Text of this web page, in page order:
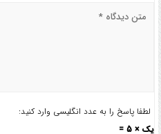
لطفا پاسخ را به عدد انگلیسی وارد کنید:
یک × 5 =